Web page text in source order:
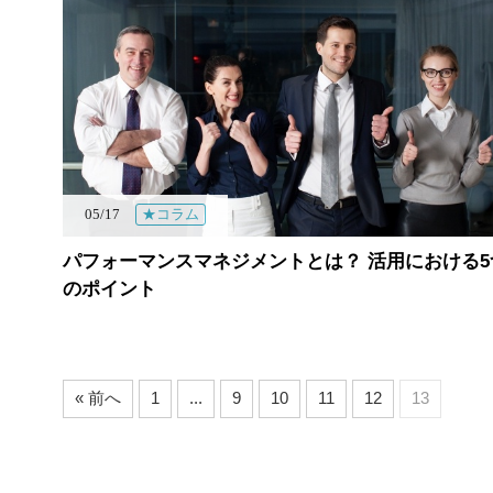
パフォーマンスマネジメントとは？ 活用における
のポイント
05/17 ★コラム
« 前へ 1 ... 9 10 11 12 13